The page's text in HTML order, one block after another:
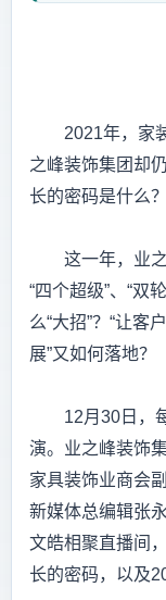
2021年，家装
之峰装饰集团却
长的密码是什么？
这一年，业之
“四个超级”、“双
么“大招”？“让客
展”又如何落地？
12月30日，每
演。业之峰装饰
家具装饰业商会
新媒体总编辑张
文皓相聚直播间
长的密码，以及